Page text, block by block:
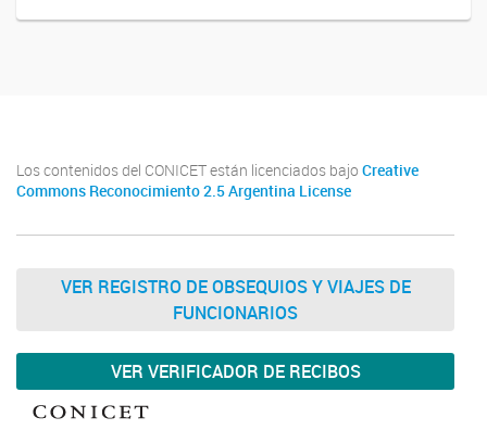
Los contenidos del CONICET están licenciados bajo Creative
Commons Reconocimiento 2.5 Argentina License
VER REGISTRO DE OBSEQUIOS Y VIAJES DE
FUNCIONARIOS
VER VERIFICADOR DE RECIBOS